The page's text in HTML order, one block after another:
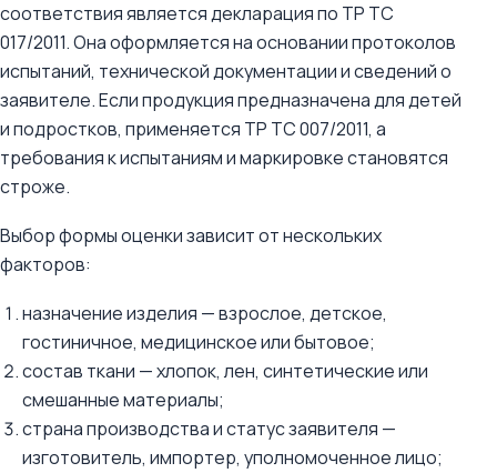
соответствия является декларация по ТР ТС
017/2011. Она оформляется на основании протоколов
испытаний, технической документации и сведений о
заявителе. Если продукция предназначена для детей
и подростков, применяется ТР ТС 007/2011, а
требования к испытаниям и маркировке становятся
строже.
Выбор формы оценки зависит от нескольких
факторов:
назначение изделия — взрослое, детское,
гостиничное, медицинское или бытовое;
состав ткани — хлопок, лен, синтетические или
смешанные материалы;
страна производства и статус заявителя —
изготовитель, импортер, уполномоченное лицо;